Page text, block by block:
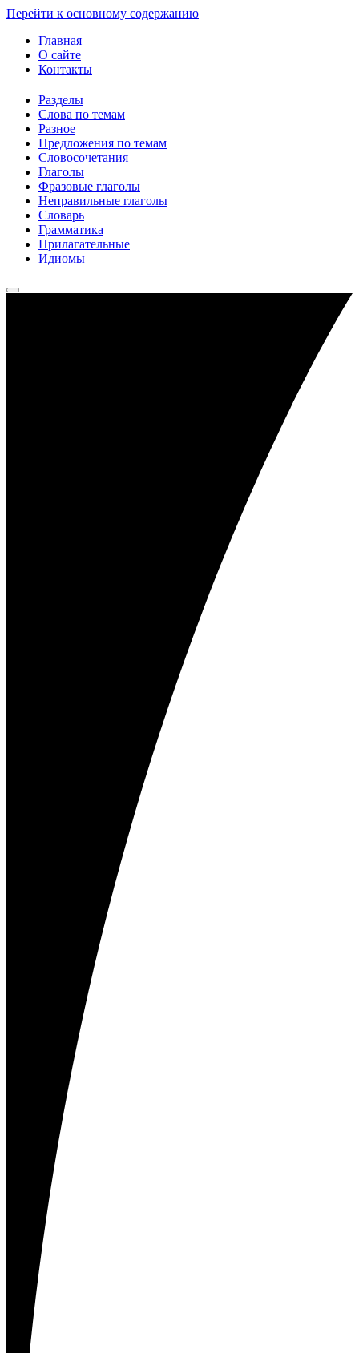
Перейти к основному содержанию
Главная
О сайте
Контакты
Разделы
Слова по темам
Разное
Предложения по темам
Словосочетания
Глаголы
Фразовые глаголы
Неправильные глаголы
Словарь
Грамматика
Прилагательные
Идиомы